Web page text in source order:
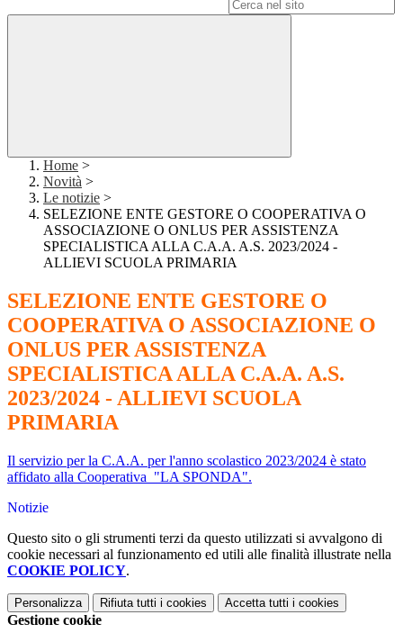
Home >
Novità >
Le notizie >
SELEZIONE ENTE GESTORE O COOPERATIVA O
ASSOCIAZIONE O ONLUS PER ASSISTENZA
SPECIALISTICA ALLA C.A.A. A.S. 2023/2024 -
ALLIEVI SCUOLA PRIMARIA
SELEZIONE ENTE GESTORE O
COOPERATIVA O ASSOCIAZIONE O
ONLUS PER ASSISTENZA
SPECIALISTICA ALLA C.A.A. A.S.
2023/2024 - ALLIEVI SCUOLA
PRIMARIA
Il servizio per la C.A.A. per l'anno scolastico 2023/2024 è stato
affidato alla Cooperativa "LA SPONDA".
Notizie
Questo sito o gli strumenti terzi da questo utilizzati si avvalgono di
cookie necessari al funzionamento ed utili alle finalità illustrate nella
COOKIE POLICY.
Personalizza Rifiuta tutti i cookies Accetta tutti i cookies
Gestione cookie